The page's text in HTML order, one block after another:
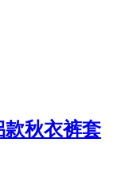
款秋衣裤套